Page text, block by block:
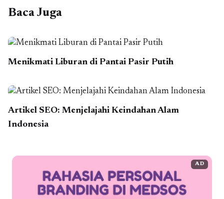
Baca Juga
Menikmati Liburan di Pantai Pasir Putih
Artikel SEO: Menjelajahi Keindahan Alam
Indonesia
AD